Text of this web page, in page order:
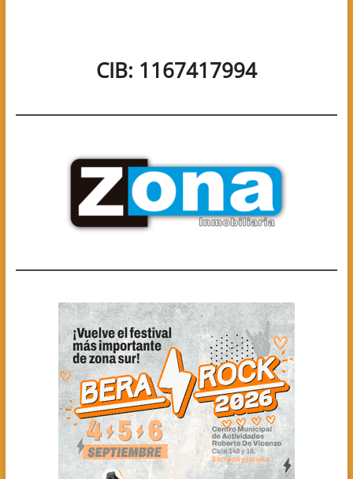
CIB: 1167417994